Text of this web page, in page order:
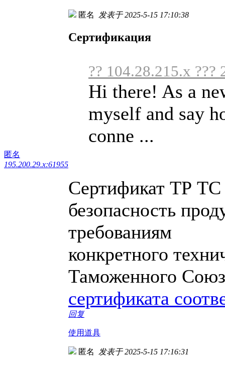
匿名
195.200.29.x:61955
匿名 发表于 2025-5-15 17:10:38
Сертификация
?? 104.28.215.x ???
Hi there! As a
myself and say
conne ...
Сертификат ТР
безопасность
требованиям
конкретного
Таможенного
сертификата
回复
使用道具
匿名 发表于 2025-5-15 17:16:31